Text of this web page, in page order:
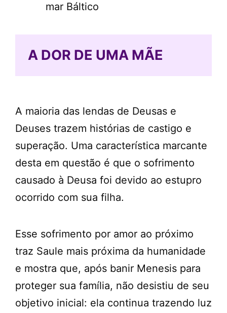
mar Báltico
A DOR DE UMA MÃE
A maioria das lendas de Deusas e
Deuses trazem histórias de castigo e
superação. Uma característica marcante
desta em questão é que o sofrimento
causado à Deusa foi devido ao estupro
ocorrido com sua filha.
Esse sofrimento por amor ao próximo
traz Saule mais próxima da humanidade
e mostra que, após banir Menesis para
proteger sua família, não desistiu de seu
objetivo inicial: ela continua trazendo luz